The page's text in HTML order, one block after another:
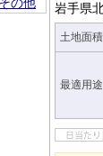
岩手県
土地面積
最適用途